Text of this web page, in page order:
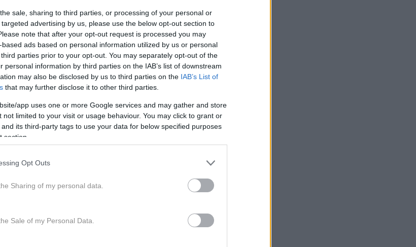
sale, sharing to third parties, or processing of your personal or
advertising by us, please use the below opt-out section to
note that after your opt-out request is processed you may
ads based on personal information utilized by us or personal
parties prior to your opt-out. You may separately opt-out of the
personal information by third parties on the IAB’s list of downstream
may also be disclosed by us to third parties on the IAB’s List of
that may further disclose it to other third parties.
app uses one or more Google services and may gather and store
not limited to your visit or usage behaviour. You may click to grant or
its third-party tags to use your data for below specified purposes
section.
Opt Outs
Sharing of my personal data.
Sale of my Personal Data.
Profimedia
je bilo kar devet od desetih meščanov
dninarjem in obrtnikom, ki so v stanovanjih